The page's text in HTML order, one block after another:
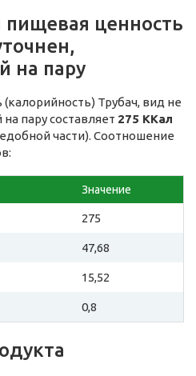
пищевая ценность
на пару
Трубач, вид не
пару составляет 275 ККал
части). Соотношение
Значение
275
47,68
15,52
0,8